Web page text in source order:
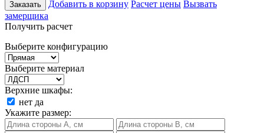
Заказать Добавить в корзину Расчет цены Вызвать
замерщика
Получить расчет
Выберите конфигурацию
Выберите материал
Верхние шкафы:
нет да
Укажите размер: